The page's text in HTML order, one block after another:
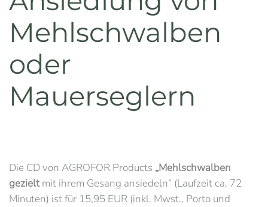
Mehlschwalben
oder
Mauerseglern
Die CD von AGROFOR Products „Mehlschwalben
gezieltmit ihrem Gesang ansiedeln“ (Laufzeit ca. 72
Minuten) ist für 15,95 EUR (inkl. Mwst., Porto und